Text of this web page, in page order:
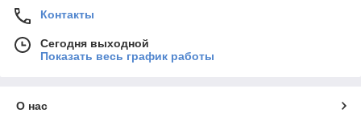
Контакты
Сегодня выходной
Показать весь график работы
О нас